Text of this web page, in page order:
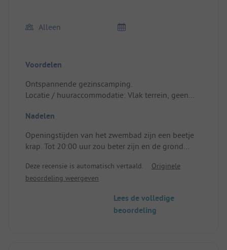
Alleen
Voordelen
Ontspannende gezinscamping.
Locatie / huuraccommodatie: Vlak terrein, geen
slapen; stroompunt in de buurt, alles omgeven
Nadelen
Openingstijden van het zwembad zijn een beetje
krap. Tot 20:00 uur zou beter zijn en de grond
Deze recensie is automatisch vertaald.
Originele
beoordeling weergeven
Lees de volledige
beoordeling